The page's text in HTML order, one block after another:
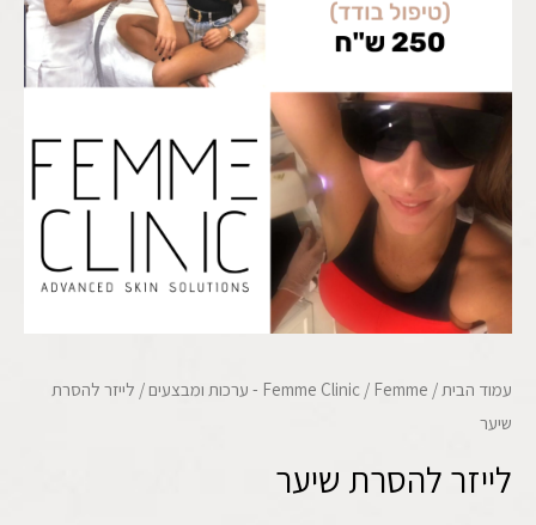
עמוד הבית /
Femme Clinic / Femme - ערכות ומבצעים
/ לייזר להסרת
שיער
לייזר להסרת שיער